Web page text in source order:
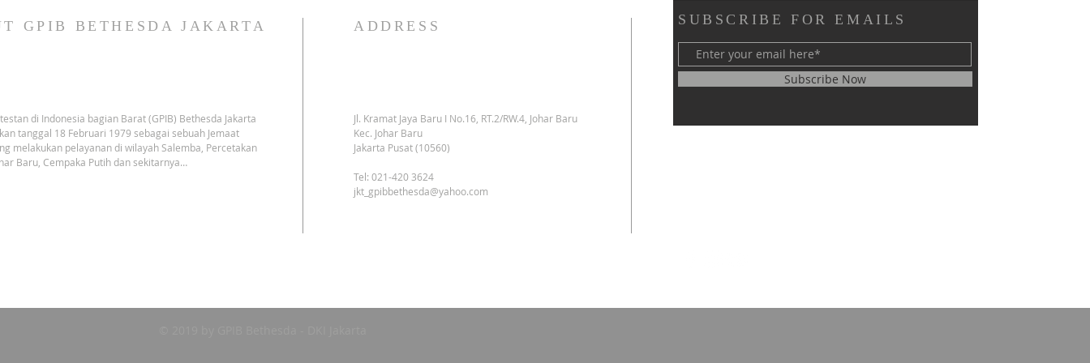
GPIB BETHESDA JAKARTA
di Indonesia bagian Barat (GPIB) Bethesda Jakarta
tanggal 18 Februari 1979 sebagai sebuah Jemaat
melakukan pelayanan di wilayah Salemba, Percetakan
Baru, Cempaka Putih dan sekitarnya…
ADDRESS
Jl. Kramat Jaya Baru I No.16, RT.2/RW.4, Johar Baru
Kec. Johar Baru
Jakarta Pusat (10560)
Tel: 021-420 3624
jkt_gpibbethesda@yahoo.com
SUBSCRIBE FOR EMAILS
Subscribe Now